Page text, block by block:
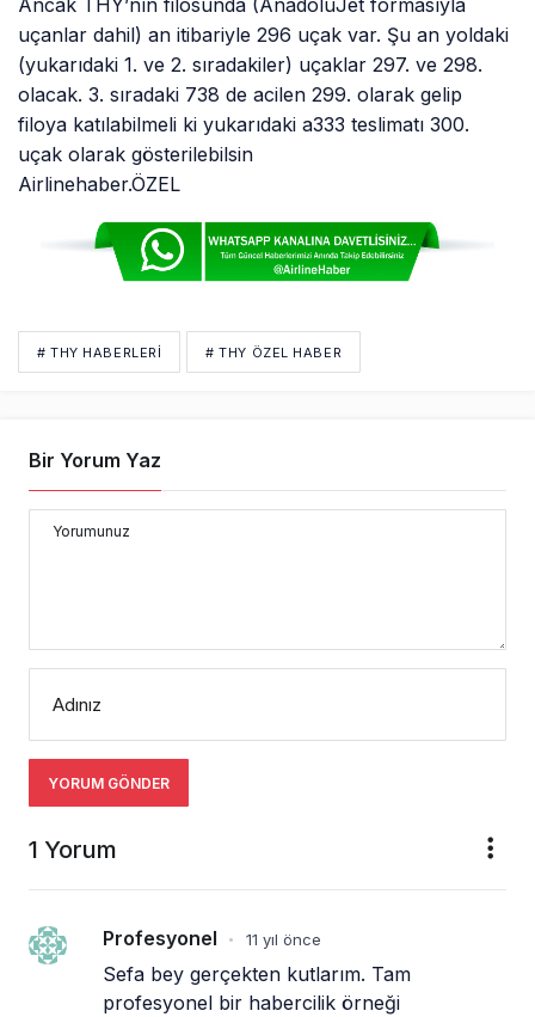
uçanlar dahil) an itibariyle 296 uçak var. Şu an yoldaki
(yukarıdaki 1. ve 2. sıradakiler) uçaklar 297. ve 298.
olacak. 3. sıradaki 738 de acilen 299. olarak gelip
filoya katılabilmeli ki yukarıdaki a333 teslimatı 300.
uçak olarak gösterilebilsin
Airlinehaber.ÖZEL
# THY HABERLERI # THY ÖZEL HABER
Bir Yorum Yaz
Yorumunuz
Adınız
YORUM GÖNDER
1 Yorum
Profesyonel • 11 yıl önce
Sefa bey gerçekten kutlarım. Tam
profesyonel bir habercilik örneği